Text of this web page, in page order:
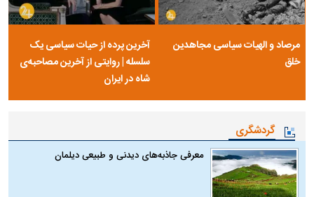
مرصاد و الهیات سیاسی مجاهدین
خلق
آخرین پرده از حیات سیاسی یک
سلسله | روایتی از آخرین مصاحبه‌ی
شاه در ایران
گردشگری
معرفی جاذبه‌های دیدنی و طبیعی دیلمان